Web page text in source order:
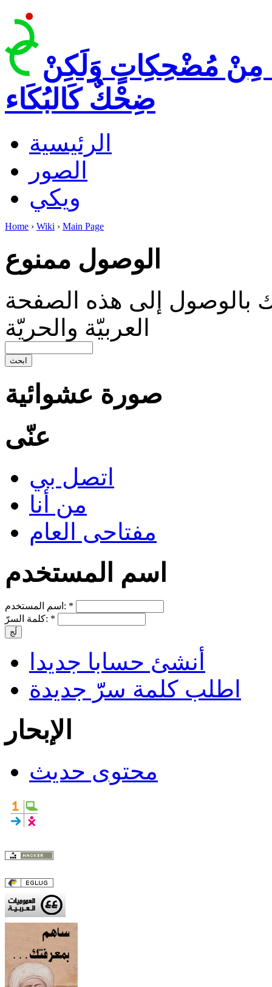
مِنْ مُضْحِكِاتٍ وَلَكِنْ
ضِحْكٌ كَالبُكَاء
الرئيسية
الصور
ويكي
Home › Wiki › Main Page
الوصول ممنوع
بالوصول إلى هذه الصفحة
العربيّة والحريّة
صورة عشوائية
عنّى
اتصل بي
من أنا
مفتاحى العام
اسم المستخدم
اسم المستخدم: *
كلمة السرّ: *
أنشئ حسابا جديدا
اطلب كلمة سرّّ جديدة
الإبحار
محتوى حديث